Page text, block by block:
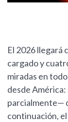
El 2026 llegará
cargado y
miradas en
desde
parcialmente—
continuación,